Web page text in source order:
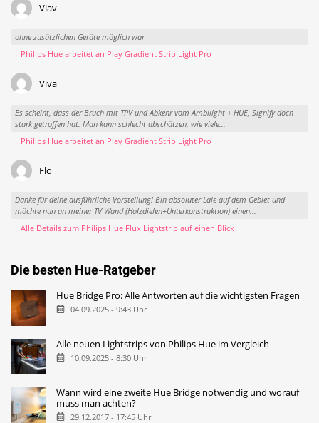
Viav
ohne zusätzlichen Geräte möglich war
→ Philips Hue arbeitet an Play Gradient Strip Light Pro
Viva
Es scheint, dass der Bruch mit TPV und Abkehr vom Ambilight + HUE, Signify doch
stark getroffen hat. Man kann schlecht abschätzen, wie viele...
→ Philips Hue arbeitet an Play Gradient Strip Light Pro
Flo
Danke für deine ausführliche Vorstellung! Bin absoluter Laie auf dem Gebiet und
möchte nun an meiner TV Wand (Holzdielen+Unterkonstruktion) einen...
→ Alle Details zum Philips Hue Flux Lightstrip auf einen Blick
Die besten Hue-Ratgeber
Hue Bridge Pro: Alle Antworten auf die wichtigsten Fragen
04.09.2025 - 9:43 Uhr
Alle neuen Lightstrips von Philips Hue im Vergleich
10.09.2025 - 8:30 Uhr
Wann wird eine zweite Hue Bridge notwendig und worauf
muss man achten?
29.12.2017 - 17:45 Uhr